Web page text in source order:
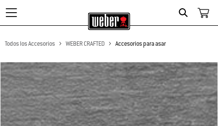
Search
Todos los Accesorios WEBER CRAFTED Accesorios para asar